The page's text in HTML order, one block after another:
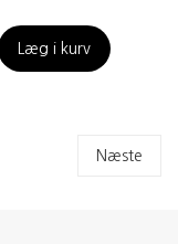
Læg i kurv
Næste